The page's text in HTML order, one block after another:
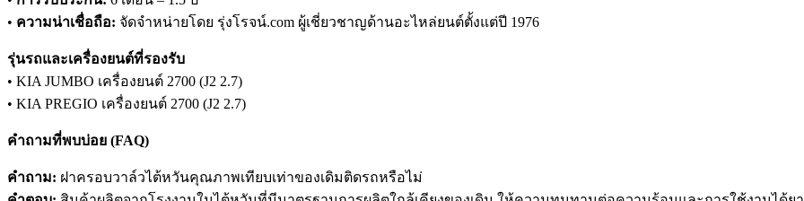
• ความน่าเชื่อถือ: จัดจำหน่ายโดย รุ่งโรจน์.com ผู้เชี่ยวชาญด้านอะไหล่ยนต์ตั้งแต่ปี 1976
รุ่นรถและเครื่องยนต์ที่รองรับ
• KIA JUMBO เครื่องยนต์ 2700 (J2 2.7)
• KIA PREGIO เครื่องยนต์ 2700 (J2 2.7)
คำถามที่พบบ่อย (FAQ)
คำถาม: ฝาครอบวาล์วไต้หวันคุณภาพเทียบเท่าของเดิมติดรถหรือไม่